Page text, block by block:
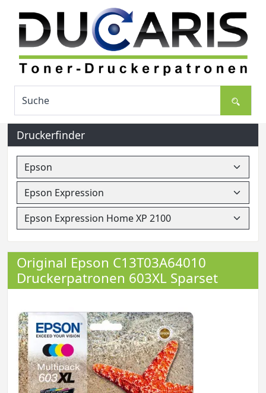
Druckerfinder
Original Epson C13T03A64010
Druckerpatronen 603XL Sparset